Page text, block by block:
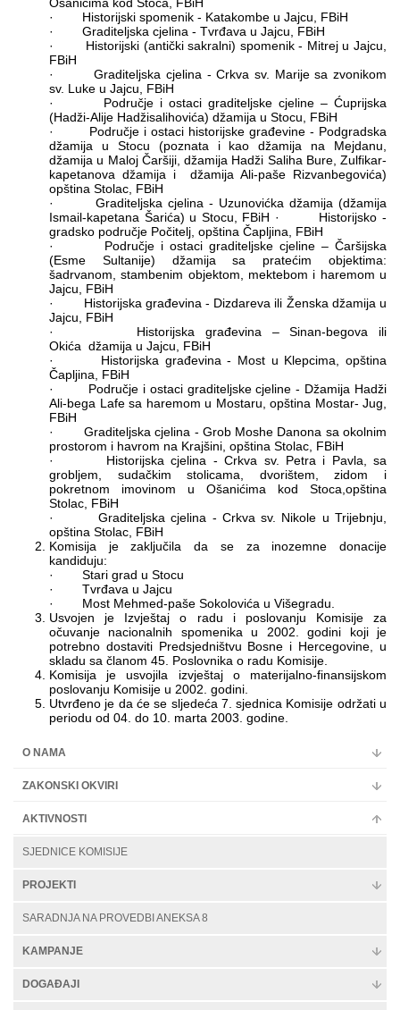
· Historijski spomenik - Katakombe u Jajcu, FBiH
· Graditeljska cjelina - Tvrđava u Jajcu, FBiH
· Historijski (antički sakralni) spomenik - Mitrej u Jajcu,
FBiH
· Graditeljska cjelina - Crkva sv. Marije sa zvonikom
sv. Luke u Jajcu, FBiH
· Područje i ostaci graditeljske cjeline – Ćuprijska
(Hadži-Alije Hadžisalihovića) džamija u Stocu, FBiH
· Područje i ostaci historijske građevine - Podgradska
džamija u Stocu (poznata i kao džamija na Mejdanu,
džamija u Maloj Čaršiji, džamija Hadži Saliha Bure, Zulfikar-
kapetanova džamija i džamija Ali-paše Rizvanbegovića)
opština Stolac, FBiH
· Graditeljska cjelina - Uzunovićka džamija (džamija
Ismail-kapetana Šarića) u Stocu, FBiH · Historijsko -
gradsko područje Počitelj, opština Čapljina, FBiH
· Područje i ostaci graditeljske cjeline – Čaršijska
(Esme Sultanije) džamija sa pratećim objektima:
šadrvanom, stambenim objektom, mektebom i haremom u
Jajcu, FBiH
· Historijska građevina - Dizdareva ili Ženska džamija u
Jajcu, FBiH
· Historijska građevina – Sinan-begova ili
Okića džamija u Jajcu, FBiH
· Historijska građevina - Most u Klepcima, opština
Čapljina, FBiH
· Područje i ostaci graditeljske cjeline - Džamija Hadži
Ali-bega Lafe sa haremom u Mostaru, opština Mostar- Jug,
FBiH
· Graditeljska cjelina - Grob Moshe Danona sa okolnim
prostorom i havrom na Krajšini, opština Stolac, FBiH
· Historijska cjelina - Crkva sv. Petra i Pavla, sa
grobljem, sudačkim stolicama, dvorištem, zidom i
pokretnom imovinom u Ošanićima kod Stoca,opština
Stolac, FBiH
· Graditeljska cjelina - Crkva sv. Nikole u Trijebnju,
opština Stolac, FBiH
Komisija je zaključila da se za inozemne donacije
kandiduju:
· Stari grad u Stocu
· Tvrđava u Jajcu
· Most Mehmed-paše Sokolovića u Višegradu.
Usvojen je Izvještaj o radu i poslovanju Komisije za
očuvanje nacionalnih spomenika u 2002. godini koji je
potrebno dostaviti Predsjedništvu Bosne i Hercegovine, u
skladu sa članom 45. Poslovnika o radu Komisije.
Komisija je usvojila izvještaj o materijalno-finansijskom
poslovanju Komisije u 2002. godini.
Utvrđeno je da će se sljedeća 7. sjednica Komisije održati u
periodu od 04. do 10. marta 2003. godine.
O NAMA
ZAKONSKI OKVIRI
AKTIVNOSTI
SJEDNICE KOMISIJE
PROJEKTI
SARADNJA NA PROVEDBI ANEKSA 8
KAMPANJE
DOGAĐAJI